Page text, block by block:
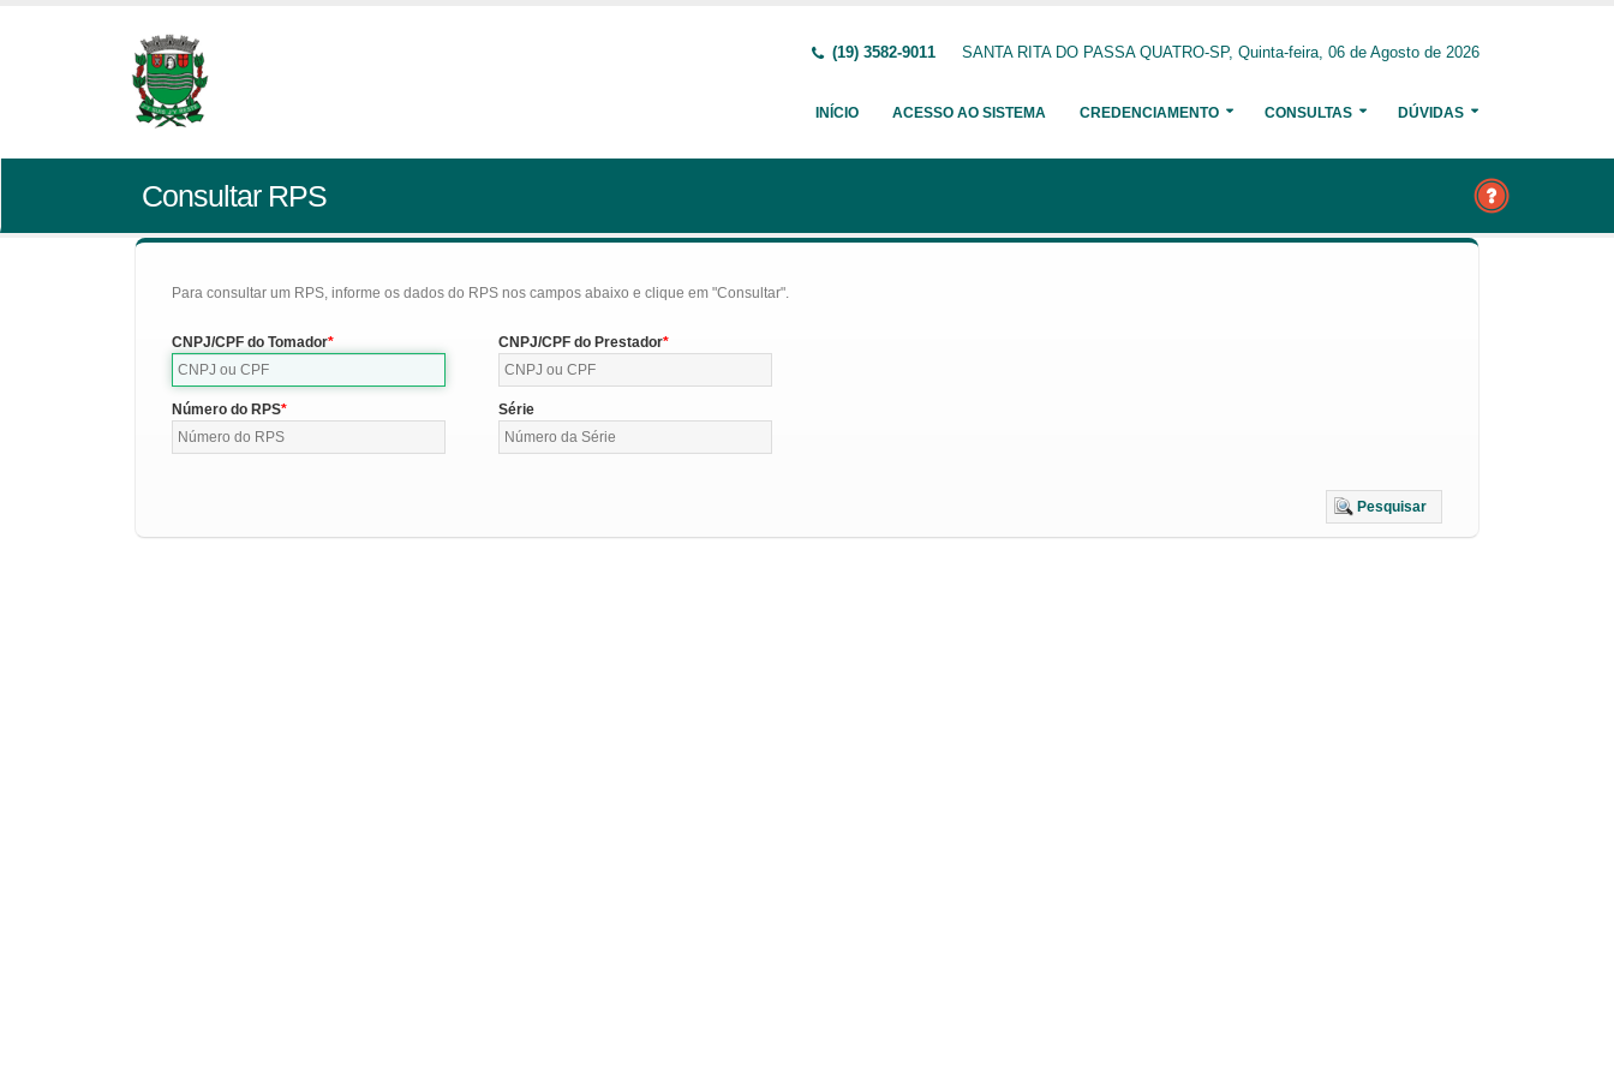
(19) 3582-9011 SANTA RITA DO PASSA QUATRO-SP, Quinta-feira, 06 de Agosto de 2026
INÍCIO ACESSO AO SISTEMA CREDENCIAMENTO CONSULTAS DÚVIDAS
Consultar RPS
Para consultar um RPS, informe os dados do RPS nos campos abaixo e clique em "Consultar".
CNPJ/CPF do Tomador CNPJ/CPF do Prestador
Número do RPS Série
Pesquisar